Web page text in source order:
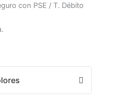
con PSE / T. Débito